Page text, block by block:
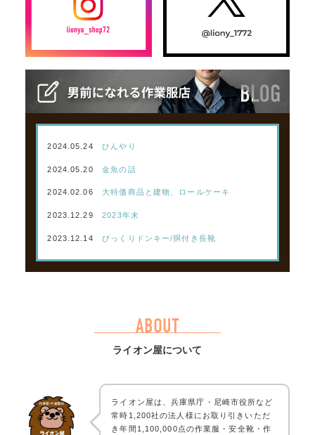
2024.05.24 ひんやり
2024.05.20 金魚の話
2024.02.06 大特価商品と建物、ロールケーキ
2023.12.29 2023年末
2023.12.14 びっくりドンキー/胴付き長靴
ABOUT
ライオン屋について
ライオン屋は、兵庫県庁・尼崎市役所など
常時1,200社の法人様にお取り引きいただ
き年間1,100,000点の作業服・安全靴・作